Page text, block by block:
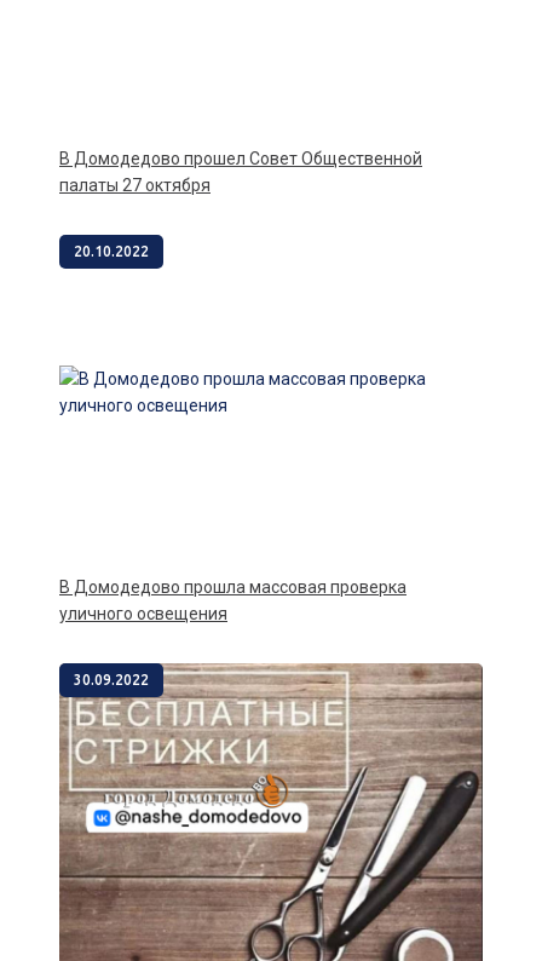
В Домодедово прошел Совет Общественной
палаты 27 октября
20.10.2022
В Домодедово прошла массовая проверка
уличного освещения
30.09.2022